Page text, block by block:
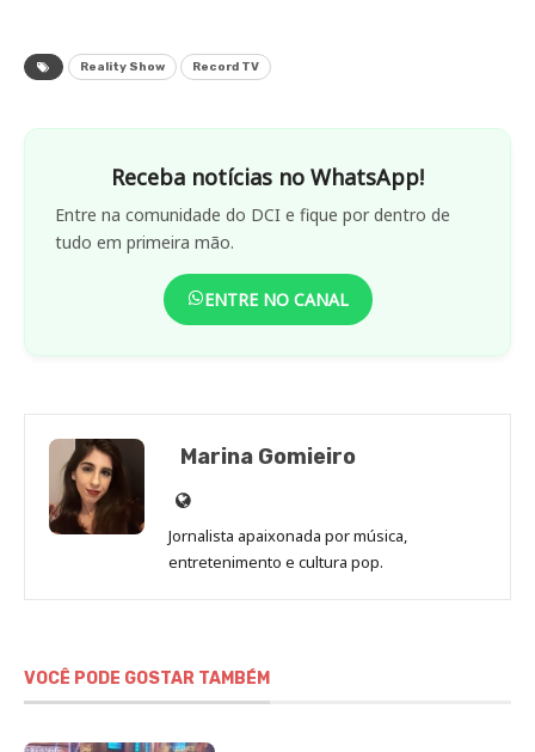
Reality Show Record TV
Receba notícias no WhatsApp!
Entre na comunidade do DCI e fique por dentro de
tudo em primeira mão.
ENTRE NO CANAL
Marina Gomieiro
Site
de
Marina
Jornalista apaixonada por música,
entretenimento e cultura pop.
VOCÊ PODE GOSTAR TAMBÉM